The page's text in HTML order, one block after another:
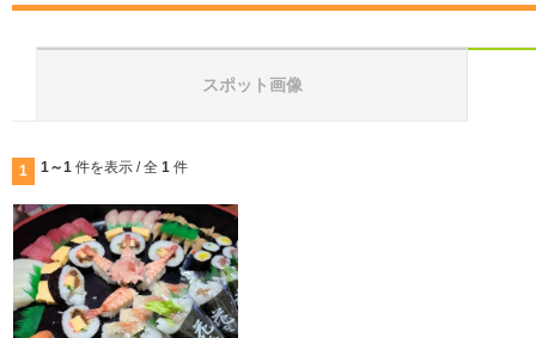
スポット画像
1 1～1 件を表示 / 全 1 件